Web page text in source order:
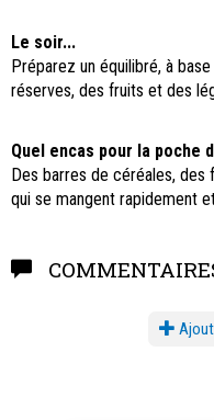
Le soir...
Préparez un équilibré, à
réserves, des fruits et des
Quel encas pour la poche
Des barres de céréales,
qui se mangent rapidement